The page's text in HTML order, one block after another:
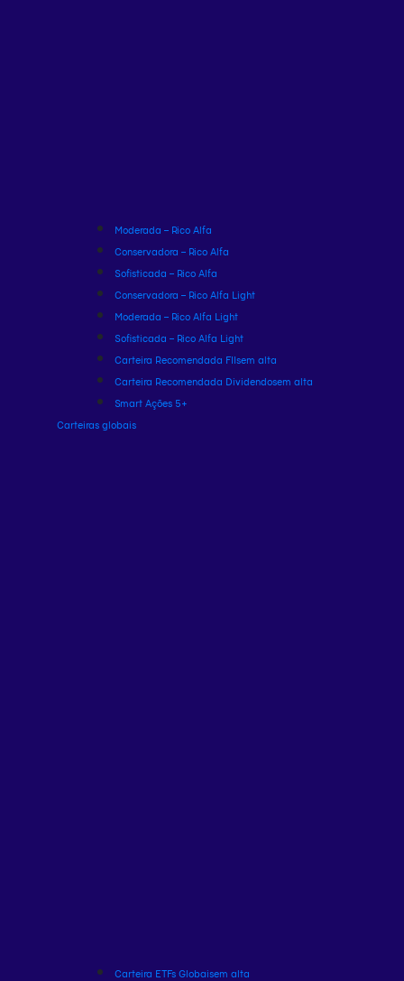
Moderada – Rico Alfa
Conservadora – Rico Alfa
Sofisticada – Rico Alfa
Conservadora – Rico Alfa Light
Moderada – Rico Alfa Light
Sofisticada – Rico Alfa Light
Carteira Recomendada FIIsem alta
Carteira Recomendada Dividendosem alta
Smart Ações 5+
Carteiras globais
Carteira ETFs Globaisem alta